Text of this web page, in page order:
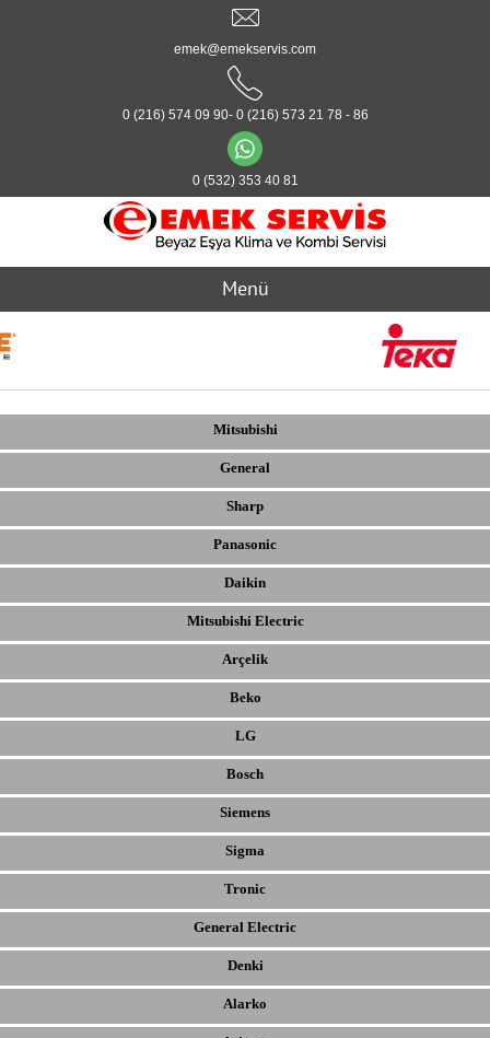
emek@emekservis.com
0 (216) 574 09 90- 0 (216) 573 21 78 - 86
0 (532) 353 40 81
Menü
Mitsubishi
General
Sharp
Panasonic
Daikin
Mitsubishi Electric
Arçelik
Beko
LG
Bosch
Siemens
Sigma
Tronic
General Electric
Denki
Alarko